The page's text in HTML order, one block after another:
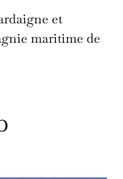
et
maritime de